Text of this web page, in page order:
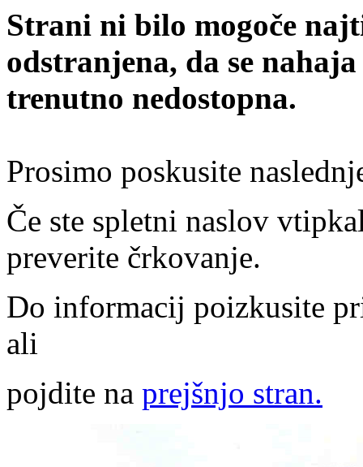
Strani ni bilo mogoče
odstranjena, da se
trenutno nedostopna.
Prosimo poskusite
Če ste spletni naslov
preverite črkovanje.
Do informacij poizkusite
ali
pojdite na prejšnjo stran.